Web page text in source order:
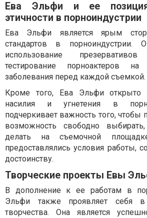
Ева Эльфи и ее
этичности в порноиндустрии
Ева Эльфи является ярым
стандартов в порноиндустрии.
использование
тестирование порноактеров
заболевания перед каждой съемкой.
Кроме того, Ева Эльфи открыто
насилия и угнетения в
подчеркивает важность того, чтобы
возможность свободно
делать на съемочной
предоставлялись условия работы,
достоинству.
Творческие проекты Евы
В дополнение к ее работам в
Эльфи также проявляет себя в
творчества. Она является